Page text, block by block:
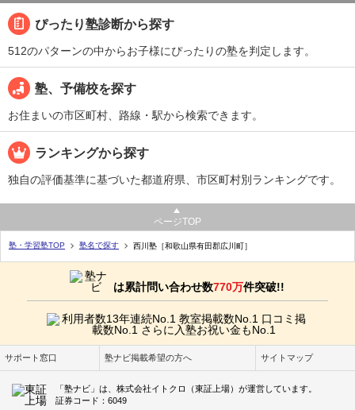
ぴったり塾診断から探す
512のパターンの中からお子様にぴったりの塾を判定します。
塾、予備校を探す
お住まいの市区町村、路線・駅から検索できます。
ランキングから探す
独自の評価基準に基づいた都道府県、市区町村別ランキングです。
ページTOP
塾・学習塾TOP 塾名で探す 西川塾［和歌山県有田郡広川町］
は累計問い合わせ数770万件突破!!
サポート窓口 塾ナビ掲載希望の方へ サイトマップ
「塾ナビ」は、株式会社イトクロ（東証上場）が運営しています。
証券コード：6049